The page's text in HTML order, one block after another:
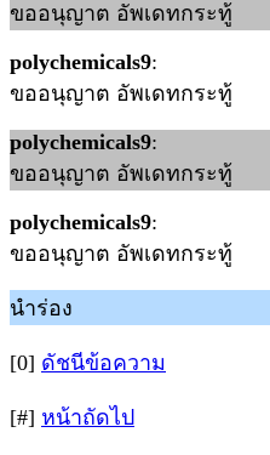
ขออนุญาต อัพเดทกระทู้
polychemicals9:
ขออนุญาต อัพเดทกระทู้
polychemicals9:
ขออนุญาต อัพเดทกระทู้
polychemicals9:
ขออนุญาต อัพเดทกระทู้
นำร่อง
[0] ดัชนีข้อความ
[#] หน้าถัดไป